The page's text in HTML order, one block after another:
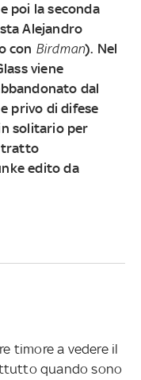
poi la seconda
Alejandro
con Birdman). Nel
viene
dal
privo di difese
solitario per
edito da
timore a vedere il
quando sono